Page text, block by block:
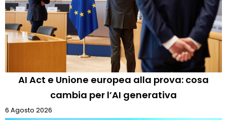
AI Act e Unione europea alla prova: cosa
cambia per l’AI generativa
6 Agosto 2026